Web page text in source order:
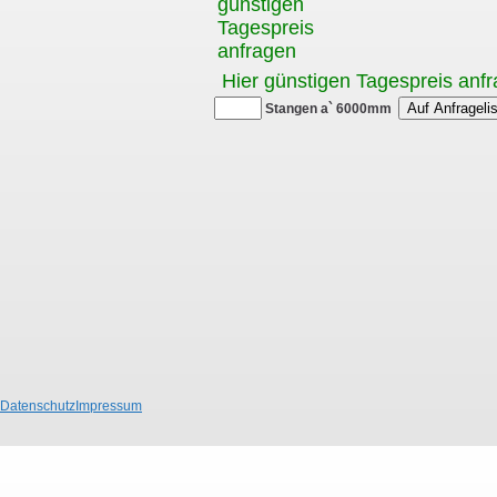
günstigen
Tagespreis
anfragen
Hier günstigen Tagespreis
Stangen a` 6000mm
Datenschutz Impressum